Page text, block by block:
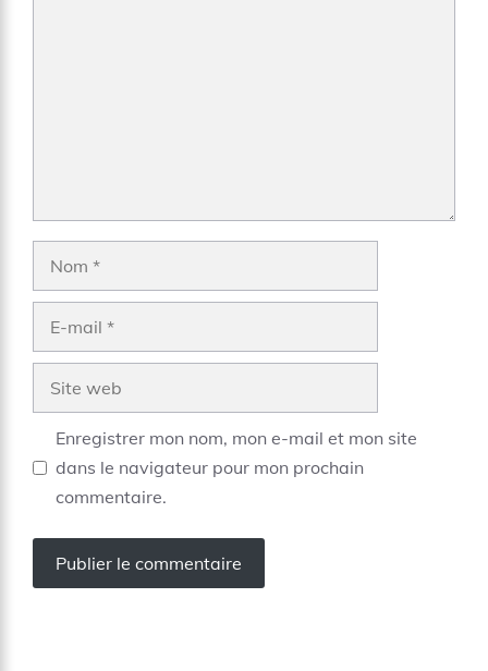
Enregistrer mon nom, mon e-mail et mon site
dans le navigateur pour mon prochain
commentaire.